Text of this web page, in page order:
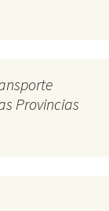
Provincias